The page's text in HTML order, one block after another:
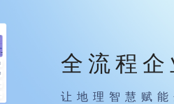
全流程
让地理智慧赋能